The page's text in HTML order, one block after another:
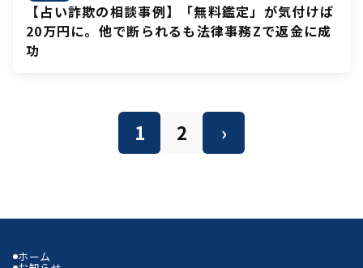
【占い詐欺の相談事例】「無料鑑定」が気付けば
20万円に。他で断られるも法律事務Zで返金に成
功
投
の
り
1 2 ›
ホーム